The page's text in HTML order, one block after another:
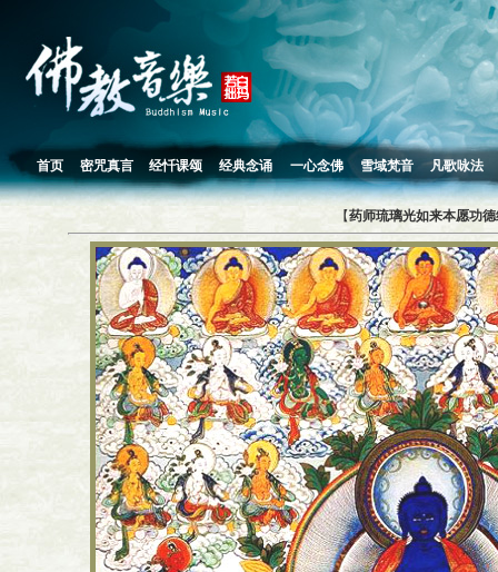
首页 密咒真言 经忏课颂 经典念诵 一心念佛 雪域梵音 凡歌咏法
【药师琉璃光如来本愿功德